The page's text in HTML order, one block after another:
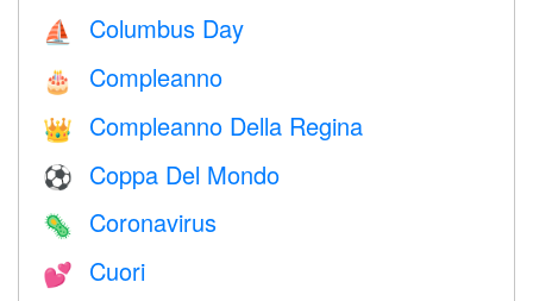
⛵️ Columbus Day
🎂 Compleanno
👑 Compleanno Della Regina
⚽ Coppa Del Mondo
🦠 Coronavirus
💕 Cuori